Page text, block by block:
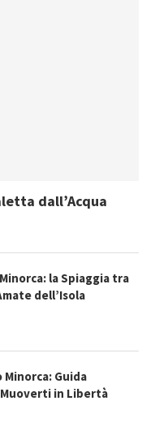
dall’Acqua
la Spiaggia tra
dell’Isola
Guida
in Libertà